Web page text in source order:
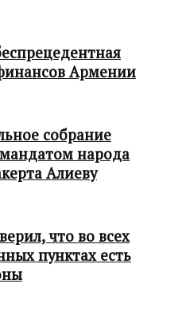
Армении
собрание
народа
Алиеву
что во всех
пунктах есть